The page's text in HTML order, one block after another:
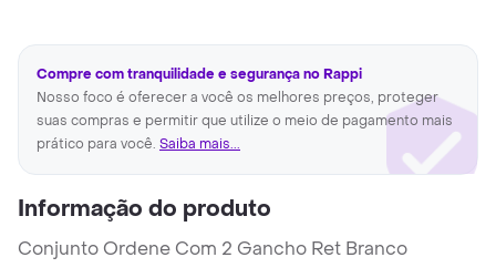
Compre com tranquilidade e segurança no Rappi
Nosso foco é oferecer a você os melhores preços, proteger
suas compras e permitir que utilize o meio de pagamento mais
prático para você. Saiba mais...
Informação do produto
Conjunto Ordene Com 2 Gancho Ret Branco